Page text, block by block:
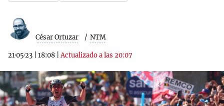
César Ortuzar NTM
21·05·23 18:08 |Actualizado a las 20:07